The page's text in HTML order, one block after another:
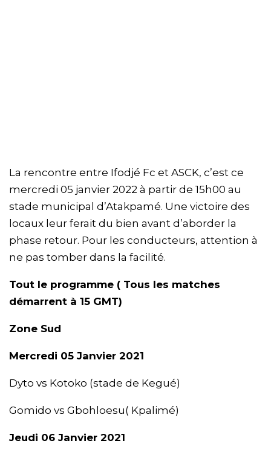
La rencontre entre Ifodjé Fc et ASCK, c’est ce
mercredi 05 janvier 2022 à partir de 15h00 au
stade municipal d’Atakpamé. Une victoire des
locaux leur ferait du bien avant d’aborder la
phase retour. Pour les conducteurs, attention à
ne pas tomber dans la facilité.
Tout le programme ( Tous les matches
démarrent à 15 GMT)
Zone Sud
Mercredi 05 Janvier 2021
Dyto vs Kotoko (stade de Kegué)
Gomido vs Gbohloesu( Kpalimé)
Jeudi 06 Janvier 2021